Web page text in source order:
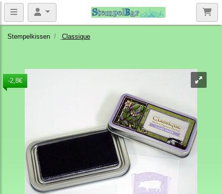
Stempelkissen Classique
-2,8€